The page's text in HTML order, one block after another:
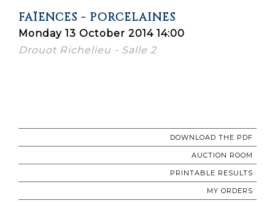
FAÏENCES - PORCELAINES
Monday 13 October 2014 14:00
Drouot Richelieu - Salle 2
DOWNLOAD THE PDF
AUCTION ROOM
PRINTABLE RESULTS
MY ORDERS